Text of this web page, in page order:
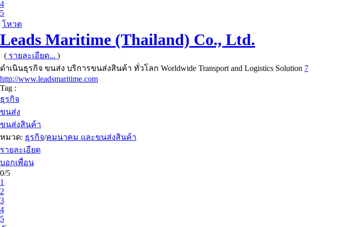
4
5
โหวต
Leads Maritime (Thailand) Co., Ltd.
( รายละเอียด... )
ดำเนินธุรกิจ ขนส่ง บริการขนส่งสินค้า ทั่วโลก Worldwide Transport and Logistics Solution 7
http://www.leadsmaritime.com
Tag :
ธุรกิจ
ขนส่ง
ขนส่งสินค้า
หมวด: ธุรกิจ/คมนาคม และขนส่งสินค้า
รายละเอียด
บอกเพื่อน
0/5
1
2
3
4
5